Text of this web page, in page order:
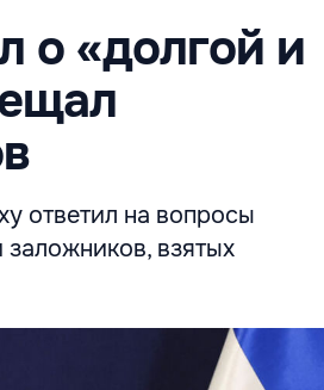
о «долгой и
ответил на вопросы
взятых